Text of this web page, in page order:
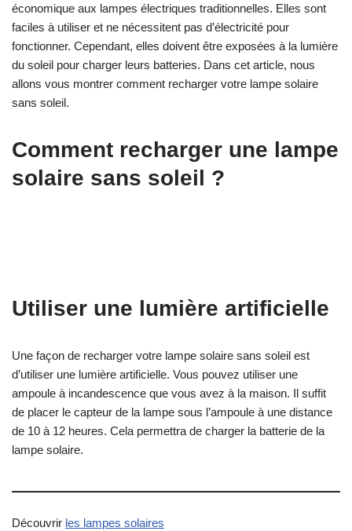
économique aux lampes électriques traditionnelles. Elles sont
faciles à utiliser et ne nécessitent pas d’électricité pour
fonctionner. Cependant, elles doivent être exposées à la lumière
du soleil pour charger leurs batteries. Dans cet article, nous
allons vous montrer comment recharger votre lampe solaire
sans soleil.
Comment recharger une lampe
solaire sans soleil ?
Utiliser une lumière artificielle
Une façon de recharger votre lampe solaire sans soleil est
d’utiliser une lumière artificielle. Vous pouvez utiliser une
ampoule à incandescence que vous avez à la maison. Il suffit
de placer le capteur de la lampe sous l’ampoule à une distance
de 10 à 12 heures. Cela permettra de charger la batterie de la
lampe solaire.
Découvrir les lampes solaires